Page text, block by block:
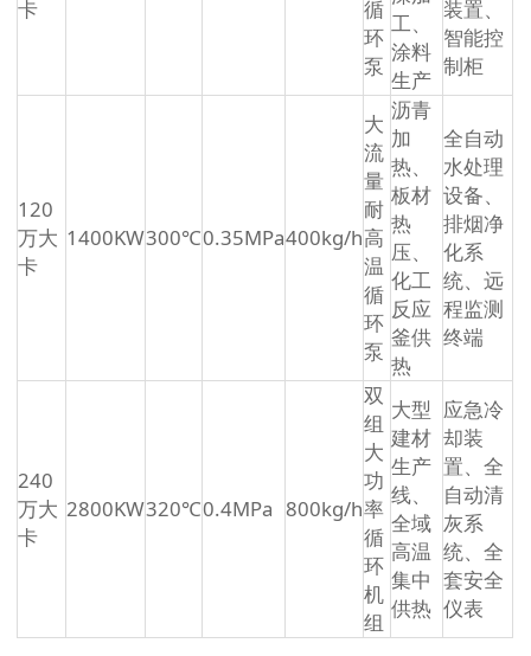
卡
循
环
泵
工、
涂料
生产
装置、
智能控
制柜
120
万大
卡
1400KW300℃0.35MPa400kg/h
大
流
量
耐
高
温
循
环
泵
沥青
加
热、
板材
热
压、
化工
反应
釜供
热
全自动
水处理
设备、
排烟净
化系
统、远
程监测
终端
240
万大
卡
2800KW320℃0.4MPa 800kg/h
双
组
大
功
率
循
环
机
组
大型
建材
生产
线、
全域
高温
集中
供热
应急冷
却装
置、全
自动清
灰系
统、全
套安全
仪表